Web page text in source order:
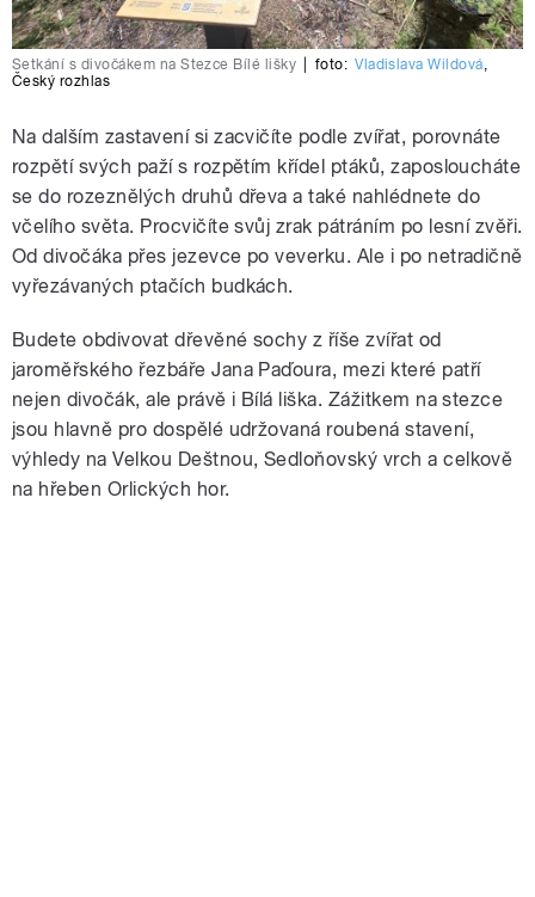
Setkání s divočákem na Stezce Bílé lišky foto: Vladislava Wildová,
Český rozhlas
Na dalším zastavení si zacvičíte podle zvířat, porovnáte
rozpětí svých paží s rozpětím křídel ptáků, zaposloucháte
se do rozeznělých druhů dřeva a také nahlédnete do
včelího světa. Procvičíte svůj zrak pátráním po lesní zvěři.
Od divočáka přes jezevce po veverku. Ale i po netradičně
vyřezávaných ptačích budkách.
Budete obdivovat dřevěné sochy z říše zvířat od
jaroměřského řezbáře Jana Paďoura, mezi které patří
nejen divočák, ale právě i Bílá liška. Zážitkem na stezce
jsou hlavně pro dospělé udržovaná roubená stavení,
výhledy na Velkou Deštnou, Sedloňovský vrch a celkově
na hřeben Orlických hor.